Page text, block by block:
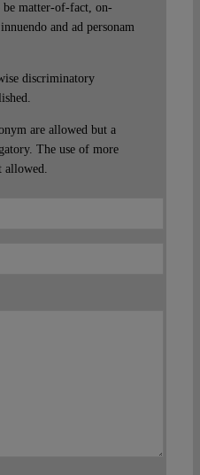
be matter-of-fact, on-
and ad personam
discriminatory
are allowed but a
The use of more
allowed.